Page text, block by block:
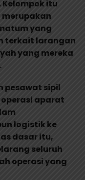
Kelompok itu
yang
terkait larangan
yang mereka
pesawat sipil
aparat
logistik ke
dasar itu,
seluruh
operasi yang